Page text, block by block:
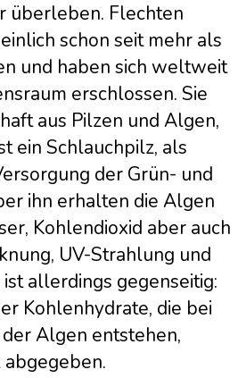
überleben. Flechten
schon seit mehr als
und haben sich weltweit
erschlossen. Sie
aus Pilzen und Algen,
ein Schlauchpilz, als
der Grün- und
ihn erhalten die Algen
Kohlendioxid aber auch
UV-Strahlung und
allerdings gegenseitig:
Kohlenhydrate, die bei
Algen entstehen,